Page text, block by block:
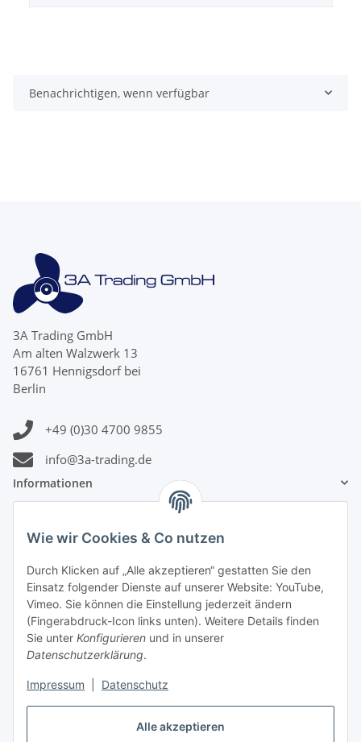
Alle akzeptieren
Wie wir Cookies & Co nutzen
Durch Klicken auf „Alle akzeptieren“ gestatten Sie den
Einsatz folgender Dienste auf unserer Website: YouTube,
Vimeo. Sie können die Einstellung jederzeit ändern
(Fingerabdruck-Icon links unten). Weitere Details finden
Sie unter Konfigurieren und in unserer
Datenschutzerklärung.
Impressum Datenschutz
Benachrichtigen, wenn verfügbar
3A Trading GmbH
Am alten Walzwerk 13
16761 Hennigsdorf bei
Berlin
+49 (0)30 4700 9855
info@3a-trading.de
Informationen
Zahlungsinformationen
Versandinformationen